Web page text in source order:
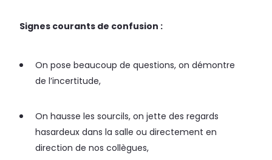
Signes courants de confusion :
On pose beaucoup de questions, on démontre
de l’incertitude,
On hausse les sourcils, on jette des regards
hasardeux dans la salle ou directement en
direction de nos collègues,